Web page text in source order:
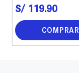
S/ 119.90
COMPRAR